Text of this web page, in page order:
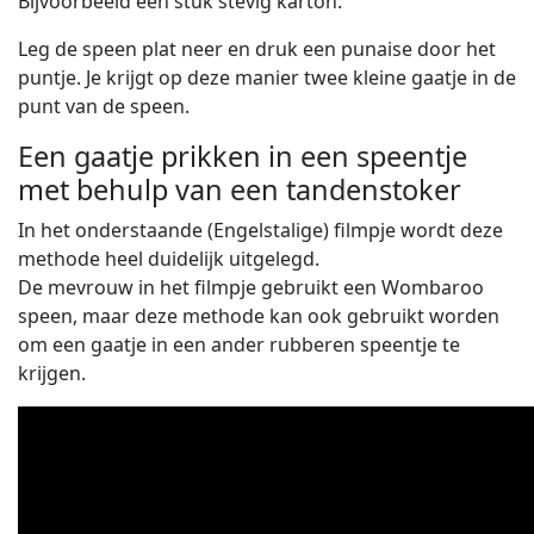
Leg de speen plat neer en druk een punaise door het
puntje. Je krijgt op deze manier twee kleine gaatje in de
punt van de speen.
Een gaatje prikken in een speentje
met behulp van een tandenstoker
In het onderstaande (Engelstalige) filmpje wordt deze
methode heel duidelijk uitgelegd.
De mevrouw in het filmpje gebruikt een Wombaroo
speen, maar deze methode kan ook gebruikt worden
om een gaatje in een ander rubberen speentje te
krijgen.